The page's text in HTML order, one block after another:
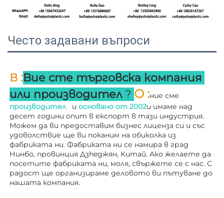
Често задавани въпроси
В :Вие сте търговска компания
или производител ? О :
производител и основано от 2002и имаме над
десет години опит в експорт в тази индустрия.
Можем да ви предоставим бизнес лиценза си и със
удоволствие ще ви поканим на обиколка из
фабриката ни. Фабриката ни се намира в град
Нинбо, провинция Дзheджян, Китай. Ако желаете да
посетите фабриката ни, моля, свържете се с нас. С
радост ще организираме деловото ви пътуване до
нашата компания.